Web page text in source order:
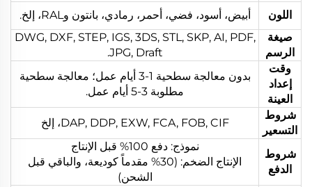
اللون
أبيض، أسود، فضي، أحمر، رمادي، بانتون وRAL، إلخ.
صيغة
الرسم
DWG, DXF, STEP, IGS, 3DS, STL, SKP, AI, PDF,
JPG, Draft.
وقت
إعداد
العينة
بدون معالجة سطحية 1-3 أيام عمل؛ معالجة سطحية
مطلوبة 3-5 أيام عمل.
شروط
التسعير
DAP, DDP, EXW, FCA, FOB, CIF، إلخ
شروط
الدفع
نموذج: دفع 100% قبل الإنتاج
الإنتاج الضخم: (30% مقدماً كوديعة، والباقي قبل
الشحن)